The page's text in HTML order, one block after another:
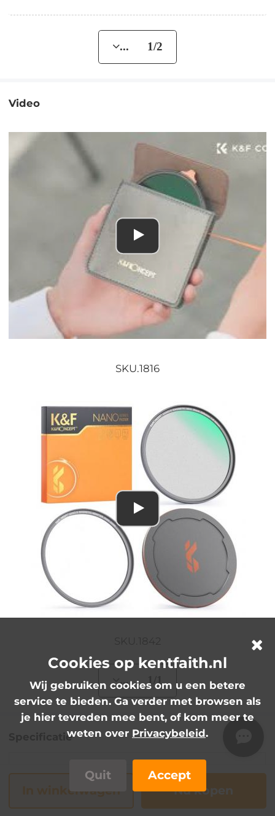
... 1/2
Video
SKU.1816
... 1/1
Specificatie
In winkelwagen Nu kopen
Cookies op kentfaith.nl
Wij gebruiken cookies om u een betere
service te bieden. Ga verder met browsen als
je hier tevreden mee bent, of kom meer te
weten over Privacybeleid.
Quit Accept